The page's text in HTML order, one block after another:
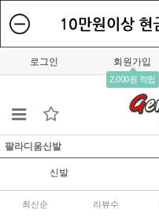
로그인 회원가입
2,000원 적립
팔라디움신발
신발
최신순 리뷰수